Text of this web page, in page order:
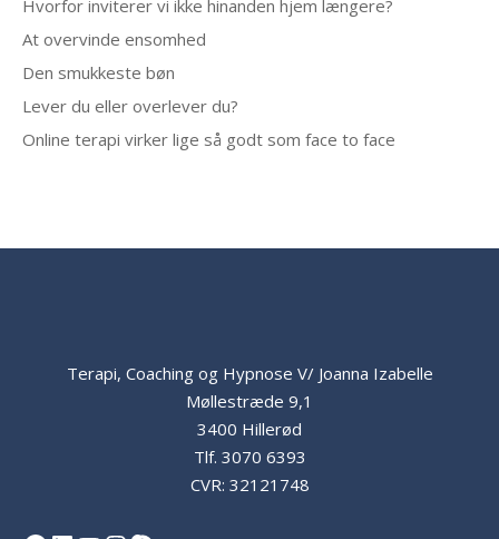
Hvorfor inviterer vi ikke hinanden hjem længere?
At overvinde ensomhed
Den smukkeste bøn
Lever du eller overlever du?
Online terapi virker lige så godt som face to face
Terapi, Coaching og Hypnose V/ Joanna Izabelle
Møllestræde 9,1
3400 Hillerød
Tlf. 3070 6393
CVR: 32121748